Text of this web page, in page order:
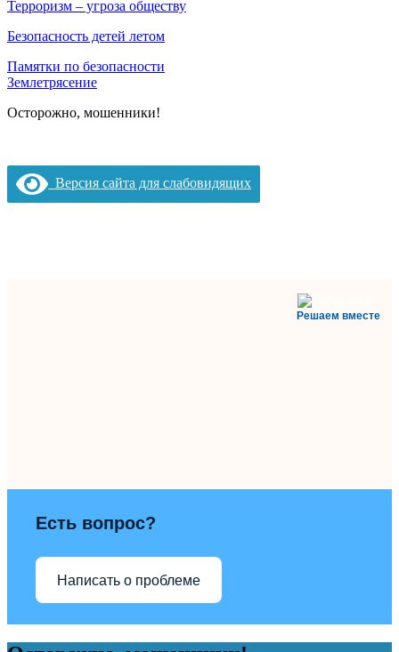
Терроризм – угроза обществу
Безопасность детей летом
Памятки по безопасности
Землетрясение
Осторожно, мошенники!
Версия сайта для слабовидящих
Решаем вместе
Есть вопрос?
Написать о проблеме